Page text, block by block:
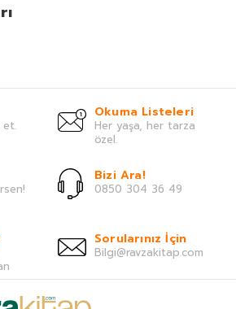
et.
Okuma Listeleri
Her yaşa, her tarza
özel.
Bizi Ara!
0850 304 36 49
Sorularınız İçin
Bilgi@ravzakitap.com